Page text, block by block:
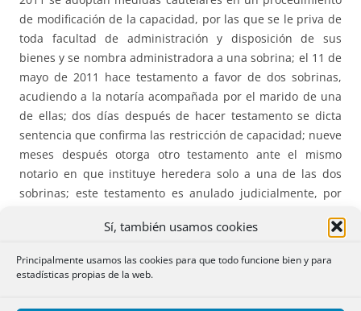
Sí, también usamos cookies
Principalmente usamos las cookies para que todo funcione bien y para
estadísticas propias de la web.
de modificación de la capacidad, por las que se le priva de
toda facultad de administración y disposición de sus
bienes y se nombra administradora a una sobrina; el 11 de
mayo de 2011 hace testamento a favor de dos sobrinas,
acudiendo a la notaría acompañada por el marido de una
de ellas; dos días después de hacer testamento se dicta
sentencia que confirma las restricción de capacidad; nueve
meses después otorga otro testamento ante el mismo
notario en que instituye heredera solo a una de las dos
sobrinas; este testamento es anulado judicialmente, por
recabara el informe de los dos facultativos previsto en el
segunda instancia; queda subsistente el primer